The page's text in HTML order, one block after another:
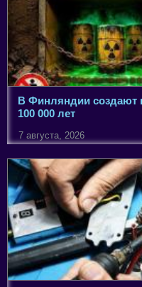
В Финляндии создают
100 000 лет
7 августа, 2026